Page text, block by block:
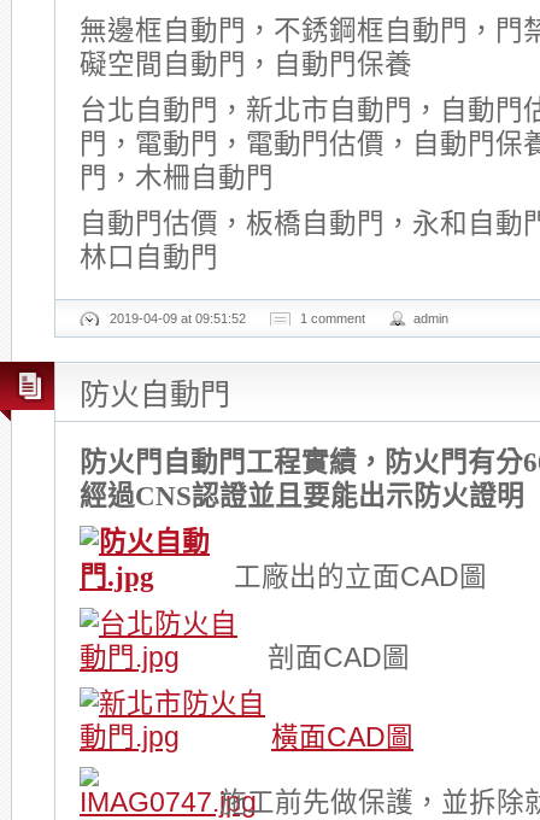
無邊框自動門，不銹鋼框自動門，門
礙空間自動門，自動門保養
台北自動門，新北市自動門，自動門
門，電動門，電動門估價，自動門保
門，木柵自動門
自動門估價，板橋自動門，永和自動
林口自動門
2019-04-09 at 09:51:52 1 comment admin
防火自動門
防火門自動門工程實績，防火門有分
經過CNS認證並且要能出示防火證明
工廠出的立面CAD圖
剖面CAD圖
橫面CAD圖
施工前先做保護，並拆除